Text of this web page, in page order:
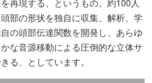
部の形状を独自に収集、解析、学
の頭部伝達関数を開発し、あらゆ
な音源移動による圧倒的な立体サ
る、としています。